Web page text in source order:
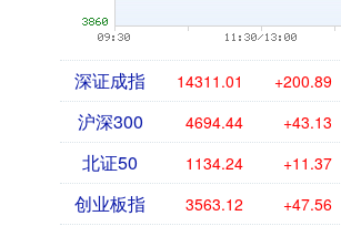
深证成指 14311.01 +200.89
沪深300 4694.44 +43.13
北证50 1134.24 +11.37
创业板指 3563.12 +47.56